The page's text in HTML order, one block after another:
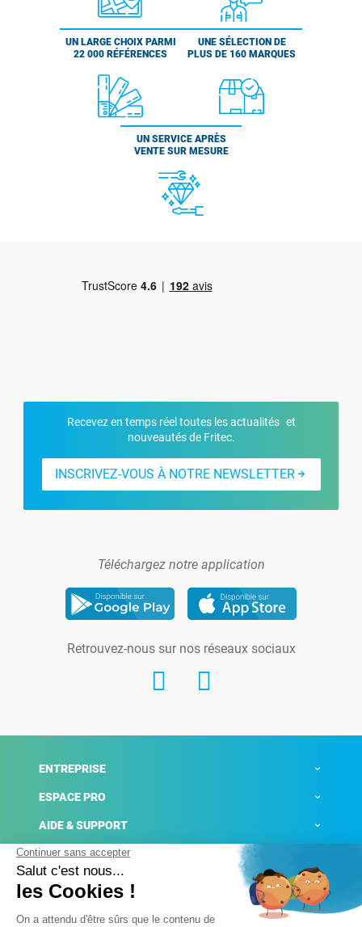
UN LARGE CHOIX PARMI
22 000 RÉFÉRENCES
UNE SÉLECTION DE
PLUS DE 160 MARQUES
UN SERVICE APRÈS
VENTE SUR MESURE
Recevez en temps réel toutes les actualités et
nouveautés de Fritec.
INSCRIVEZ-VOUS À NOTRE NEWSLETTER
Téléchargez notre application
Retrouvez-nous sur nos réseaux sociaux
ENTREPRISE
ESPACE PRO
AIDE & SUPPORT
ACTUALITÉS